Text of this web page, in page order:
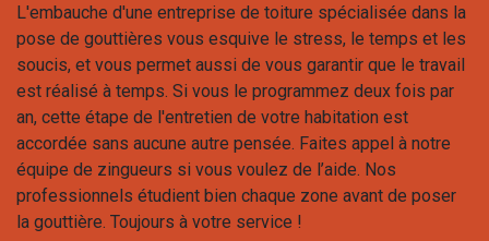
L'embauche d'une entreprise de toiture spécialisée dans la
pose de gouttières vous esquive le stress, le temps et les
soucis, et vous permet aussi de vous garantir que le travail
est réalisé à temps. Si vous le programmez deux fois par
an, cette étape de l'entretien de votre habitation est
accordée sans aucune autre pensée. Faites appel à notre
équipe de zingueurs si vous voulez de l’aide. Nos
professionnels étudient bien chaque zone avant de poser
la gouttière. Toujours à votre service !